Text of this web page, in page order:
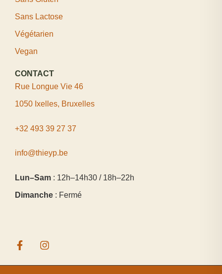
Sans Lactose
Végétarien
Vegan
CONTACT
Rue Longue Vie 46
1050 Ixelles, Bruxelles
+32 493 39 27 37
info@thieyp.be
Lun–Sam : 12h–14h30 / 18h–22h
Dimanche : Fermé